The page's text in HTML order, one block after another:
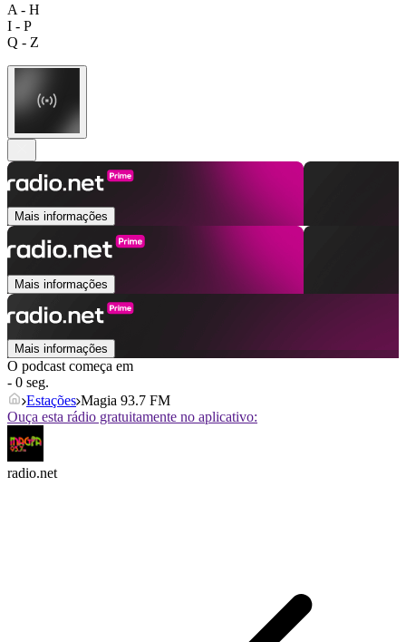
A - H
I - P
Q - Z
Mais informações
Mais informações
Mais informações
O podcast começa em
- 0 seg.
Estações Magia 93.7 FM
Ouça esta rádio gratuitamente no aplicativo:
radio.net